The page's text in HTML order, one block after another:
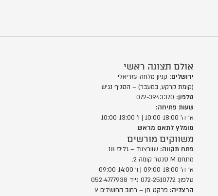
אולם תצוגה ראשי
ירושלים: קניון מלחה עזריאלי
(קומת קרקע, במעבר) – הסניף נגיש
טלפון:
שעות פתיחה:
א'-ה' 10:00-18:00 | ו' 10:00-13:00
מומלץ לתאם מראש
משווקים מורשים
פתח תקווה: שוורצווד – גליס 18
מתחם M סנטר קומה 2.
א'-ה' 09:00-18:00 | ו' 09:00-14:00
טלפון: 072-2510772 נייד 052-4777938
הרצליה: פרקט חן – רחוב החושלים 9